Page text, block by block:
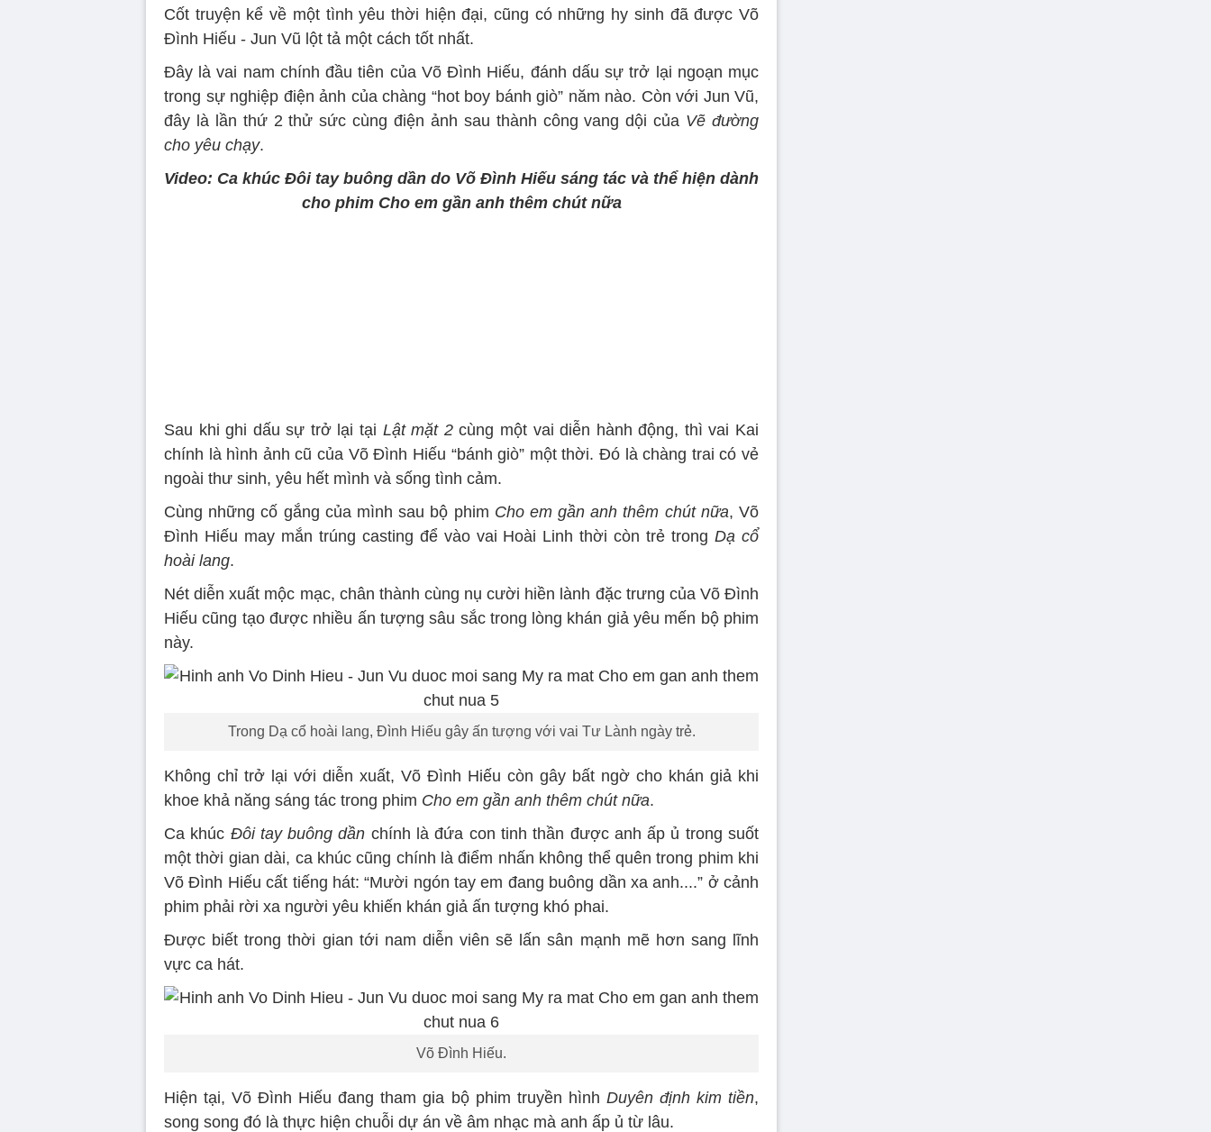
Cốt truyện kể về một tình yêu thời hiện đại, cũng có những hy sinh đã được Võ
Đình Hiếu - Jun Vũ lột tả một cách tốt nhất.
Đây là vai nam chính đầu tiên của Võ Đình Hiếu, đánh dấu sự trở lại ngoạn mục
trong sự nghiệp điện ảnh của chàng “hot boy bánh giò” năm nào. Còn với Jun Vũ,
đây là lần thứ 2 thử sức cùng điện ảnh sau thành công vang dội của Vẽ đường
cho yêu chạy.
Video: Ca khúc Đôi tay buông dần do Võ Đình Hiếu sáng tác và thể hiện dành
cho phim Cho em gần anh thêm chút nữa
Sau khi ghi dấu sự trở lại tại Lật mặt 2cùng một vai diễn hành động, thì vai Kai
chính là hình ảnh cũ của Võ Đình Hiếu “bánh giò” một thời. Đó là chàng trai có vẻ
ngoài thư sinh, yêu hết mình và sống tình cảm.
Cùng những cố gắng của mình sau bộ phim Cho em gần anh thêm chút nữa, Võ
Đình Hiếu may mắn trúng casting để vào vai Hoài Linh thời còn trẻ trongDạ cổ
hoài lang.
Nét diễn xuất mộc mạc, chân thành cùng nụ cười hiền lành đặc trưng của Võ Đình
Hiếu cũng tạo được nhiều ấn tượng sâu sắc trong lòng khán giả yêu mến bộ phim
này.
Trong Dạ cổ hoài lang, Đình Hiếu gây ấn tượng với vai Tư Lành ngày trẻ.
Không chỉ trở lại với diễn xuất, Võ Đình Hiếu còn gây bất ngờ cho khán giả khi
khoe khả năng sáng tác trong phim Cho em gần anh thêm chút nữa.
Ca khúc Đôi tay buông dần chính là đứa con tinh thần được anh ấp ủ trong suốt
một thời gian dài, ca khúc cũng chính là điểm nhấn không thể quên trong phim khi
Võ Đình Hiếu cất tiếng hát: “Mười ngón tay em đang buông dần xa anh....” ở cảnh
phim phải rời xa người yêu khiến khán giả ấn tượng khó phai.
Được biết trong thời gian tới nam diễn viên sẽ lấn sân mạnh mẽ hơn sang lĩnh
vực ca hát.
Võ Đình Hiếu.
Hiện tại, Võ Đình Hiếu đang tham gia bộ phim truyền hình Duyên định kim tiền,
song song đó là thực hiện chuỗi dự án về âm nhạc mà anh ấp ủ từ lâu.